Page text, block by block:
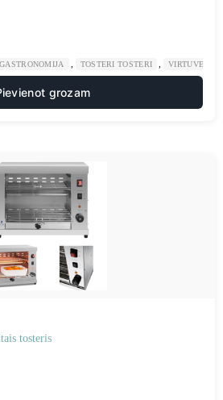
GASTRONOMIJA TOSTERI TOSTERI VIRTUVE
grozam
tosteris